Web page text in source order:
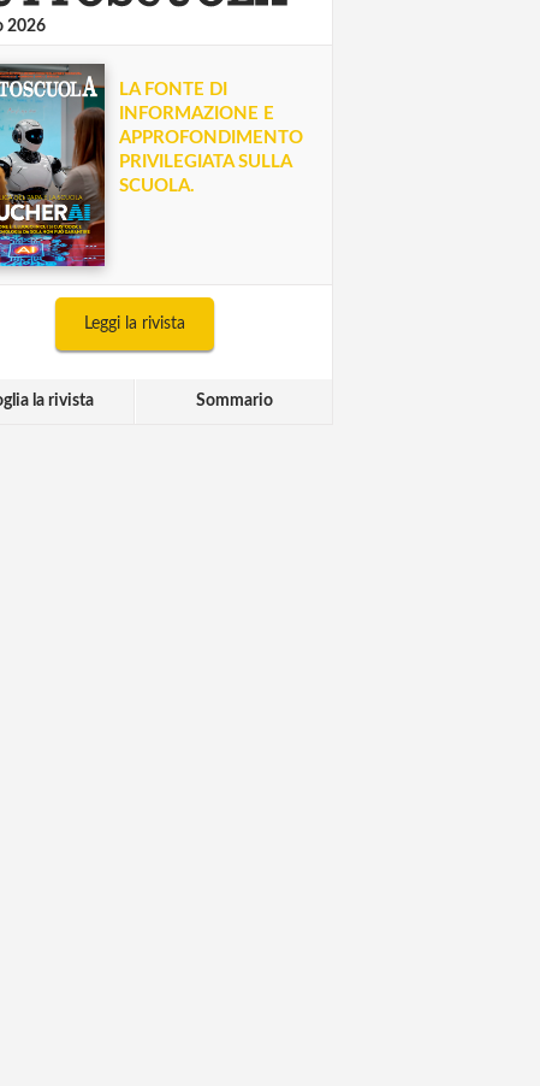
2026
LA FONTE DI
INFORMAZIONE E
APPROFONDIMENTO
PRIVILEGIATA SULLA
SCUOLA.
Leggi la rivista
la rivista Sommario